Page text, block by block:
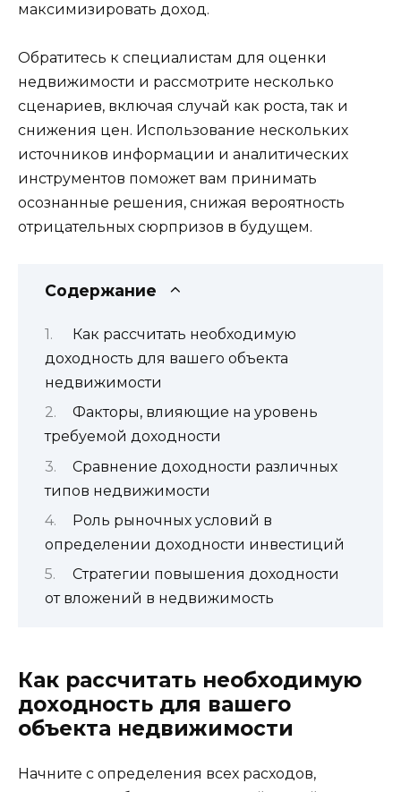
максимизировать доход.
Обратитесь к специалистам для оценки
недвижимости и рассмотрите несколько
сценариев, включая случай как роста, так и
снижения цен. Использование нескольких
источников информации и аналитических
инструментов поможет вам принимать
осознанные решения, снижая вероятность
отрицательных сюрпризов в будущем.
Содержание
Как рассчитать необходимую
доходность для вашего объекта
недвижимости
Факторы, влияющие на уровень
требуемой доходности
Сравнение доходности различных
типов недвижимости
Роль рыночных условий в
определении доходности инвестиций
Стратегии повышения доходности
от вложений в недвижимость
Как рассчитать необходимую
доходность для вашего
объекта недвижимости
Начните с определения всех расходов,